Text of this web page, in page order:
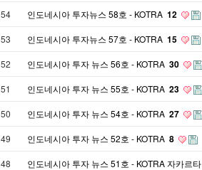
54 인도네시아 투자뉴스 58호 - KOTRA 12
53 인도네시아 투자뉴스 57호 - KOTRA 15
52 인도네시아 투자 뉴스 56호 - KOTRA 30
51 인도네시아 투자 뉴스 55호 - KOTRA 23
50 인도네시아 투자 뉴스 54호 - KOTRA 27
49 인도네시아 투자 뉴스 52호 - KOTRA 8
48 인도네시아 투자 뉴스 51호 - KOTRA 자카르타